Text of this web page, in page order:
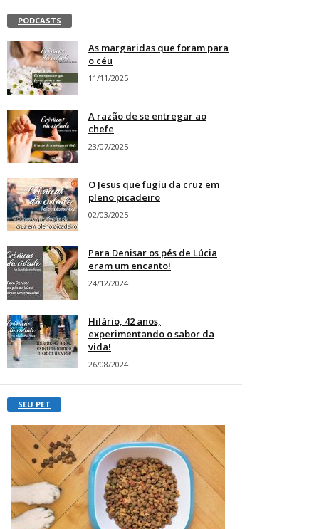
PODCASTS
As margaridas que foram para
o céu
11/11/2025
A razão de se entregar ao
chefe
23/07/2025
O Jesus que fugiu da cruz em
pleno picadeiro
02/03/2025
Para Denisar os pés de Lúcia
eram um encanto!
24/12/2024
Hilário, 42 anos,
experimentando o sabor da
vida!
26/08/2024
SEU PET